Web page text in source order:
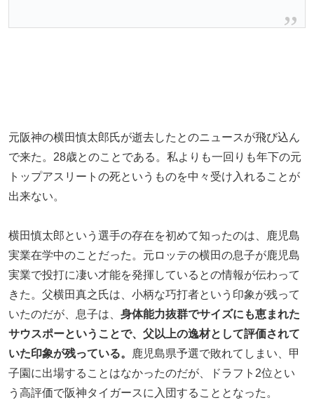
元阪神の横田慎太郎氏が逝去したとのニュースが飛び込ん
で来た。28歳とのことである。私よりも一回りも年下の元
トップアスリートの死というものを中々受け入れることが
出来ない。
横田慎太郎という選手の存在を初めて知ったのは、鹿児島
実業在学中のことだった。元ロッテの横田の息子が鹿児島
実業で投打に凄い才能を発揮しているとの情報が伝わって
きた。父横田真之氏は、小柄な巧打者という印象が残って
いたのだが、息子は、 身体能力抜群でサイズにも恵まれた
サウスポーということで、父以上の逸材として評価されて
いた印象が残っている。
鹿児島県予選で敗れてしまい、甲
子園に出場することはなかったのだが、ドラフト2位とい
う高評価で阪神タイガースに入団することとなった。